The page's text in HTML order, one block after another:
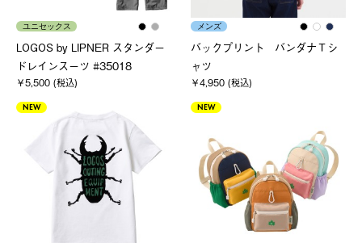
ユニセックス
LOGOS by LIPNER スタンダー
ドレインスーツ #35018
￥5,500 (税込)
メンズ
バックプリント バンダナＴシ
ャツ
￥4,950 (税込)
NEW NEW